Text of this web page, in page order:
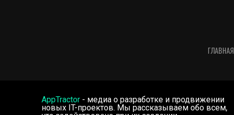
ГЛАВНАЯ
AppTractor - медиа о разработке и продвижении
новых IT-проектов. Мы рассказываем обо всем,